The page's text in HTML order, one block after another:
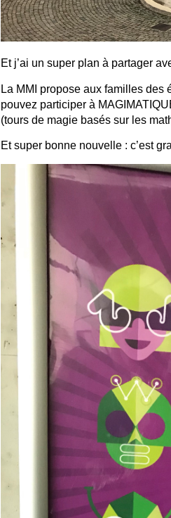
Et j’ai un super plan à partager
La MMI propose aux familles des
pouvez participer à
(tours de magie basés sur les
Et super bonne nouvelle : c’est